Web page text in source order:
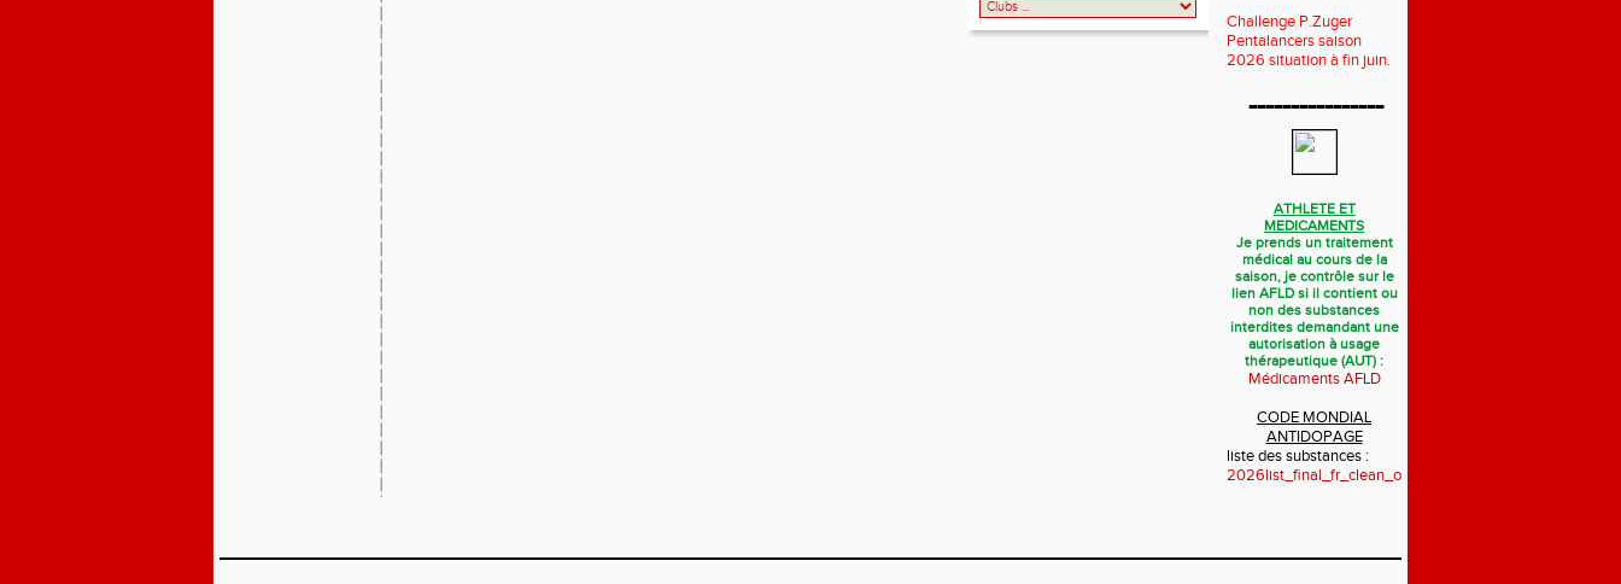
Challenge P.Zuger
Pentalancers saison
2026 situation à fin juin.
----------------
ATHLETE ET
MEDICAMENTS
Je prends un traitement
médical au cours de la
saison, je contrôle sur le
lien AFLD si il contient ou
non des substances
interdites demandant une
autorisation à usage
thérapeutique (AUT) :
Médicaments AFLD
CODE MONDIAL
ANTIDOPAGE
liste des substances :
2026list_final_fr_clean_october_2025.pdf